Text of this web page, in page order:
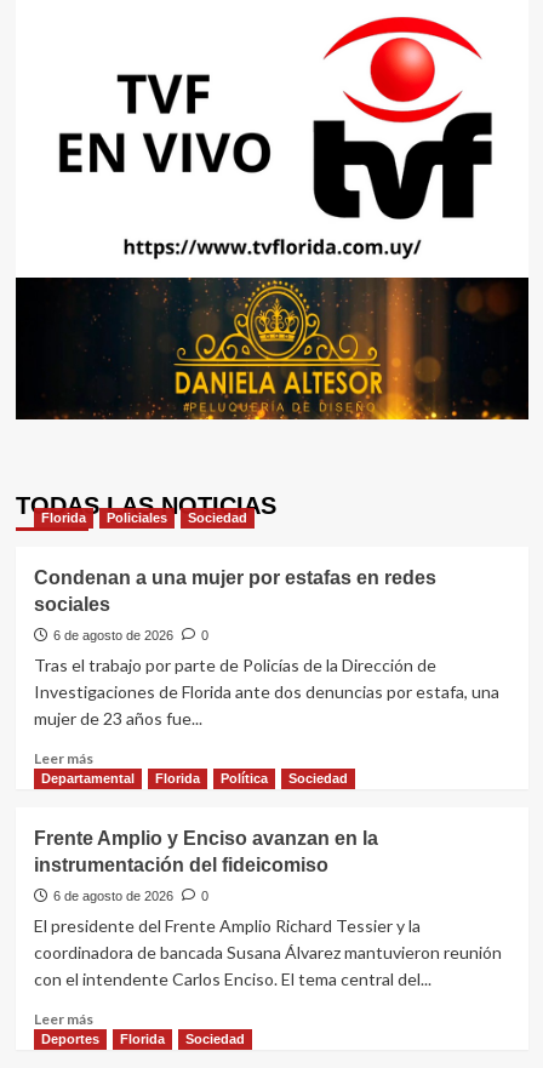
TODAS LAS NOTICIAS
Florida Policiales Sociedad
Condenan a una mujer por estafas en redes
sociales
6 de agosto de 2026 0
Tras el trabajo por parte de Policías de la Dirección de
Investigaciones de Florida ante dos denuncias por estafa, una
mujer de 23 años fue...
Leer másLeer
más
a
una
mujer
por
en
redes
Departamental Florida Política Sociedad
Frente Amplio y Enciso avanzan en la
instrumentación del fideicomiso
6 de agosto de 2026 0
El presidente del Frente Amplio Richard Tessier y la
coordinadora de bancada Susana Álvarez mantuvieron reunión
con el intendente Carlos Enciso. El tema central del...
Leer másLeer
más
Deportes Florida Sociedad